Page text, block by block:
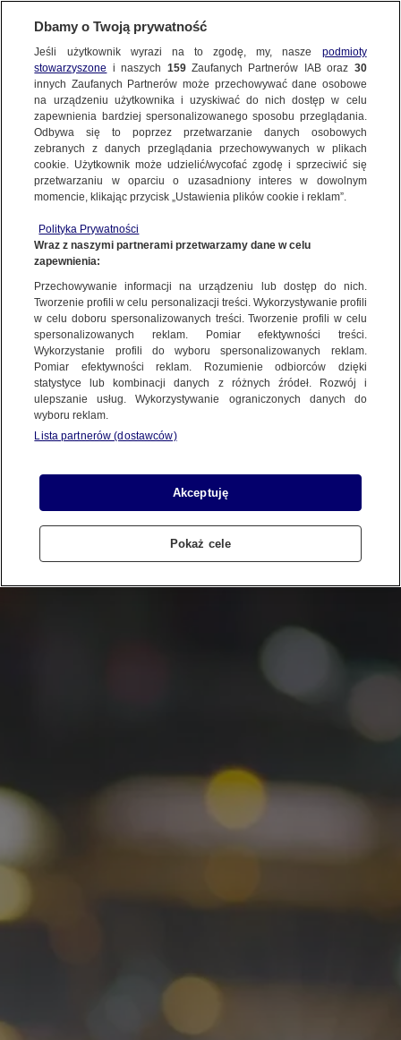
Dbamy o Twoją prywatność
Jeśli użytkownik wyrazi na to zgodę, my, nasze podmioty
stowarzyszone i naszych 159Zaufanych Partnerów IAB oraz 30
innych Zaufanych Partnerów może przechowywać dane osobowe
na urządzeniu użytkownika i uzyskiwać do nich dostęp w celu
zapewnienia bardziej spersonalizowanego sposobu przeglądania.
Odbywa się to poprzez przetwarzanie danych osobowych
zebranych z danych przeglądania przechowywanych w plikach
cookie. Użytkownik może udzielić/wycofać zgodę i sprzeciwić się
przetwarzaniu w oparciu o uzasadniony interes w dowolnym
momencie, klikając przycisk „Ustawienia plików cookie i reklam”.
Polityka Prywatności
Wraz z naszymi partnerami przetwarzamy dane w celu
zapewnienia:
Przechowywanie informacji na urządzeniu lub dostęp do nich.
Tworzenie profili w celu personalizacji treści. Wykorzystywanie profili
w celu doboru spersonalizowanych treści. Tworzenie profili w celu
spersonalizowanych reklam. Pomiar efektywności treści.
Wykorzystanie profili do wyboru spersonalizowanych reklam.
Pomiar efektywności reklam. Rozumienie odbiorców dzięki
statystyce lub kombinacji danych z różnych źródeł. Rozwój i
ulepszanie usług. Wykorzystywanie ograniczonych danych do
wyboru reklam.
Lista partnerów (dostawców)
Akceptuję
Pokaż cele